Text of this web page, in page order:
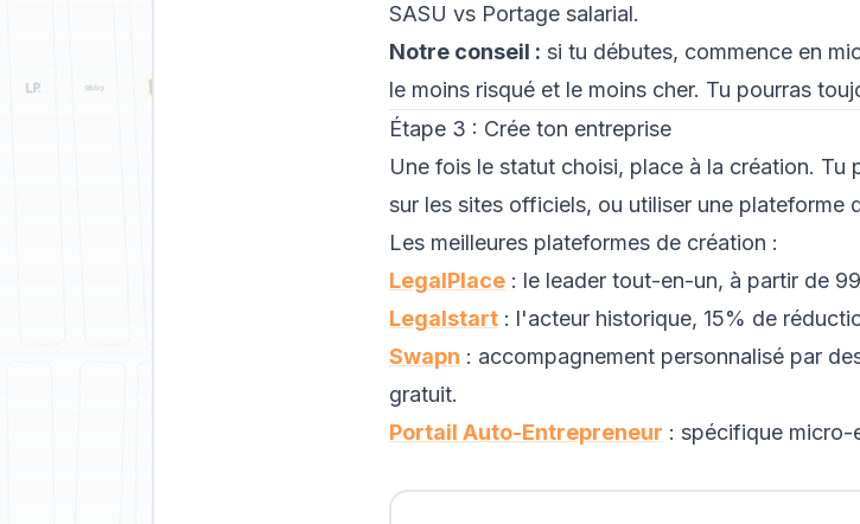
SASU vs Portage salarial.
Notre conseil : si tu débutes, commence en
le moins risqué et le moins cher. Tu pourras
Étape 3 : Crée ton entreprise
Une fois le statut choisi, place à la création.
sur les sites officiels, ou utiliser une plateforme
Les meilleures plateformes de création :
LegalPlace : le leader tout-en-un, à partir de
Legalstart : l'acteur historique, 15% de
Swapn : accompagnement personnalisé par
gratuit.
Portail Auto-Entrepreneur : spécifique micro-